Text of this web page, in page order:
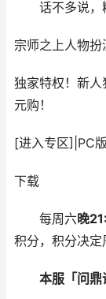
话不多说，
宗师之上人物扮
独家特权！新
元购！
[进入专区] PC版
下载
每周六晚
积分，积分决定
本服「问鼎